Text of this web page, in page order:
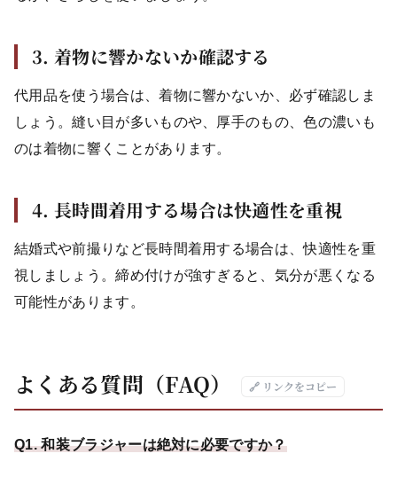
3. 着物に響かないか確認する
代用品を使う場合は、着物に響かないか、必ず確認しま
しょう。縫い目が多いものや、厚手のもの、色の濃いも
のは着物に響くことがあります。
4. 長時間着用する場合は快適性を重視
結婚式や前撮りなど長時間着用する場合は、快適性を重
視しましょう。締め付けが強すぎると、気分が悪くなる
可能性があります。
よくある質問（FAQ） 🔗 リンクをコピー
Q1.和装ブラジャーは絶対に必要ですか？